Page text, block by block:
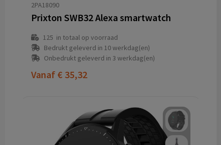
2PA18090
Prixton SWB32 Alexa smartwatch
125 in totaal op voorraad
Bedrukt geleverd in 10 werkdag(en)
Onbedrukt geleverd in 3 werkdag(en)
Vanaf € 35,32